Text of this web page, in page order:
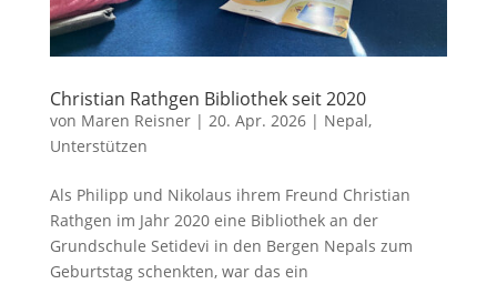
Christian Rathgen Bibliothek seit 2020
von Maren Reisner| 20. Apr. 2026| Nepal,
Unterstützen
Als Philipp und Nikolaus ihrem Freund Christian
Rathgen im Jahr 2020 eine Bibliothek an der
Grundschule Setidevi in den Bergen Nepals zum
Geburtstag schenkten, war das ein